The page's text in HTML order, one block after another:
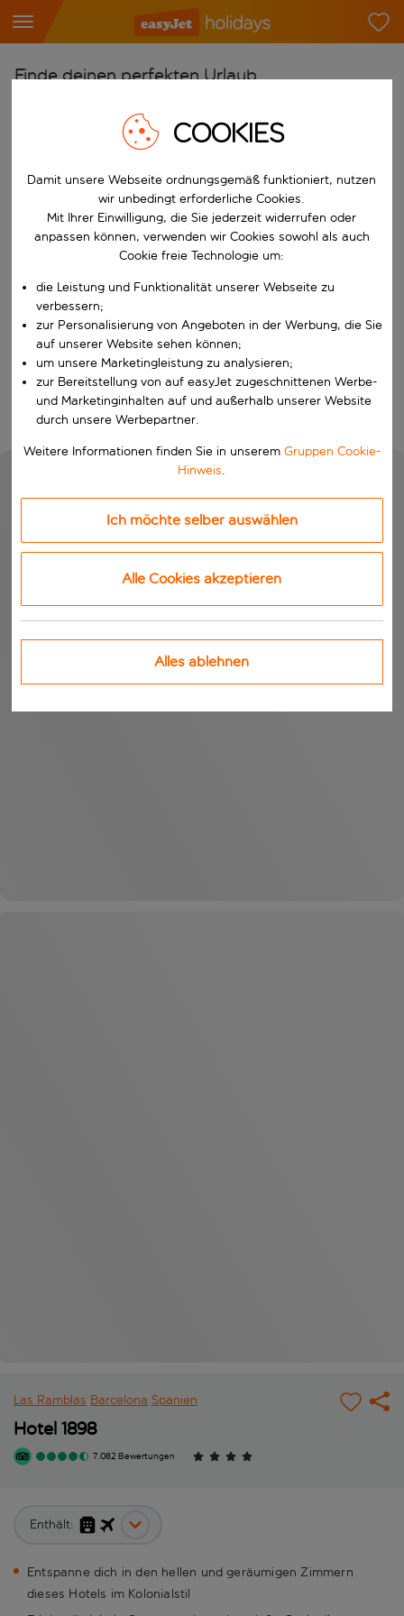
Finde deinen perfekten Urlaub
Flughafen wählen
Beginne mit der Eingabe für die automatische
Reiseziel wählen
Nach
Wähle ein Ab- und Rückflugdatum aus.
Reisezeitraum wählen
Wann
Wer
Suchen
Las Ramblas Barcelona Spanien
Hotel 1898
7.082 Bewertungen
Enthält:
Entspanne dich in den hellen und geräumigen Zimmern
dieses Hotels im Kolonialstil
COOKIES
Damit unsere Webseite ordnungsgemäß funktioniert, nutzen
wir unbedingt erforderliche Cookies.
Mit Ihrer Einwilligung, die Sie jederzeit widerrufen oder
anpassen können, verwenden wir Cookies sowohl als auch
Cookie freie Technologie um:
die Leistung und Funktionalität unserer Webseite zu
verbessern;
zur Personalisierung von Angeboten in der Werbung, die Sie
auf unserer Website sehen können;
um unsere Marketingleistung zu analysieren;
zur Bereitstellung von auf easyJet zugeschnittenen Werbe-
und Marketinginhalten auf und außerhalb unserer Website
durch unsere Werbepartner.
Weitere Informationen finden Sie in unserem Gruppen Cookie-
Hinweis.
Ich möchte selber auswählen
Alle Cookies akzeptieren
Alles ablehnen